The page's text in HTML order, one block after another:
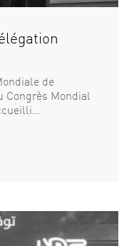
de
Congrès Mondial